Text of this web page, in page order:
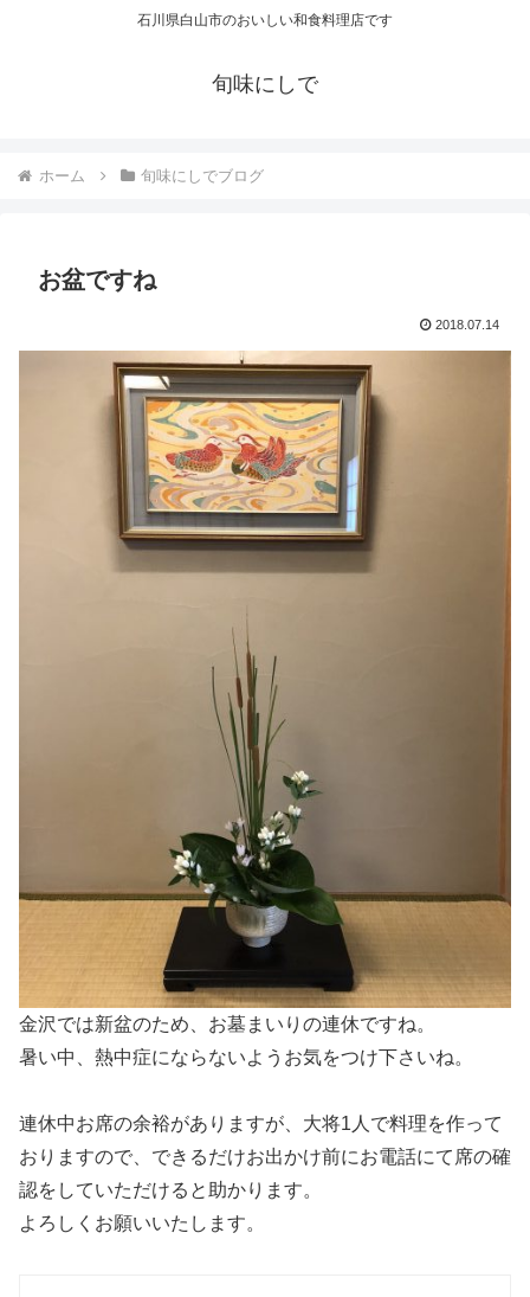
石川県白山市のおいしい和食料理店です
旬味にしで
ホーム 旬味にしでブログ
お盆ですね
2018.07.14
金沢では新盆のため、お墓まいりの連休ですね。
暑い中、熱中症にならないようお気をつけ下さいね。
連休中お席の余裕がありますが、大将1人で料理を作って
おりますので、できるだけお出かけ前にお電話にて席の確
認をしていただけると助かります。
よろしくお願いいたします。